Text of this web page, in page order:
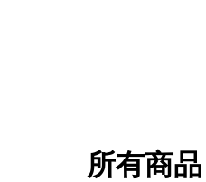
所有商品